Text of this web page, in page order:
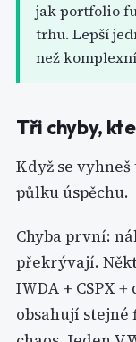
jak portfolio
trhu. Lepší
než
Tři chyby,
Když se
půlku úspěchu.
Chyba první:
překrývají.
IWDA + CSPX
obsahují